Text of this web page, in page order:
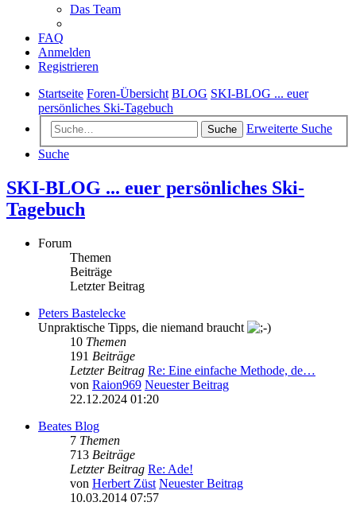
Das Team
FAQ
Anmelden
Registrieren
Startseite Foren-Übersicht BLOG SKI-BLOG ... euer
persönliches Ski-Tagebuch
Suche
Erweiterte Suche
Suche
SKI-BLOG ... euer persönliches Ski-
Tagebuch
Forum
Themen
Beiträge
Letzter Beitrag
Peters Bastelecke
Unpraktische Tipps, die niemand braucht
10 Themen
191 Beiträge
Letzter Beitrag Re: Eine einfache Methode, de…
von Raion969 Neuester Beitrag
22.12.2024 01:20
Beates Blog
7 Themen
713 Beiträge
Letzter Beitrag Re: Ade!
von Herbert Züst Neuester Beitrag
10.03.2014 07:57